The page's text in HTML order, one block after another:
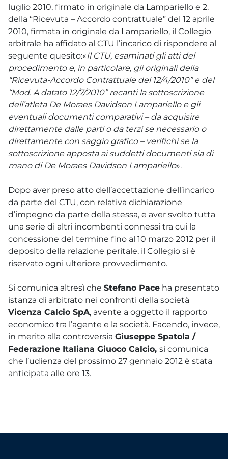
luglio 2010, firmato in originale da Lampariello e 2.
della “Ricevuta – Accordo contrattuale” del 12 aprile
2010, firmata in originale da Lampariello, il Collegio
arbitrale ha affidato al CTU l’incarico di rispondere al
seguente quesito:«Il CTU, esaminati gli atti del
procedimento e, in particolare, gli originali della
“Ricevuta-Accordo Contrattuale del 12/4/2010” e del
“Mod. A datato 12/7/2010” recanti la sottoscrizione
dell’atleta De Moraes Davidson Lampariello e gli
eventuali documenti comparativi – da acquisire
direttamente dalle parti o da terzi se necessario o
direttamente con saggio grafico – verifichi se la
sottoscrizione apposta ai suddetti documenti sia di
mano di De Moraes Davidson Lampariello».
Dopo aver preso atto dell’accettazione dell’incarico
da parte del CTU, con relativa dichiarazione
d’impegno da parte della stessa, e aver svolto tutta
una serie di altri incombenti connessi tra cui la
concessione del termine fino al 10 marzo 2012 per il
deposito della relazione peritale, il Collegio si è
riservato ogni ulteriore provvedimento.
Si comunica altresì che Stefano Pace ha presentato
istanza di arbitrato nei confronti della società
Vicenza Calcio SpA, avente a oggetto il rapporto
economico tra l’agente e la società. Facendo, invece,
in merito alla controversia Giuseppe Spatola /
Federazione Italiana Giuoco Calcio, si comunica
che l’udienza del prossimo 27 gennaio 2012 è stata
anticipata alle ore 13.